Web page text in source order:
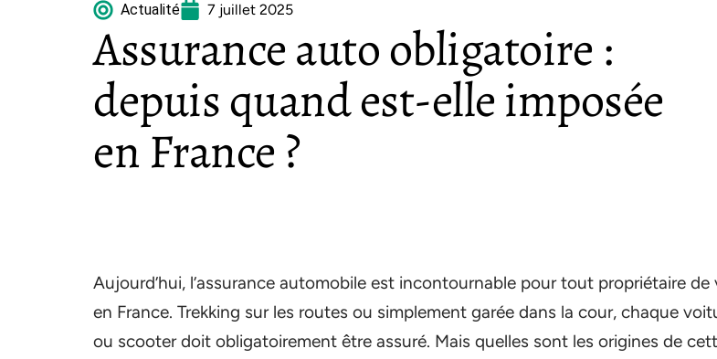
Actualité 7 juillet 2025
Assurance auto obligatoire :
depuis quand est-elle imposée
en France ?
Aujourd’hui, l’assurance automobile est incontournable pour tout propriétaire de
en France. Trekking sur les routes ou simplement garée dans la cour, chaque
ou scooter doit obligatoirement être assuré. Mais quelles sont les origines de